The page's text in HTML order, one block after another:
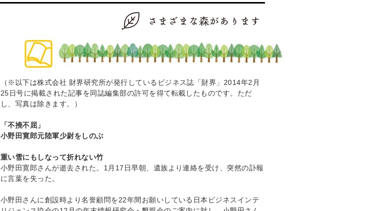
（※以下は株式会社 財界研究所が発行しているビジネス誌「財界 」2014年2月
25日号に掲載された記事を同誌編集部の許可を得て転載したものです。ただ
し、写真は除きます。）
「不撓不屈」
小野田寛郎元陸軍少尉をしのぶ
重い雪にもしなって折れない竹
小野田寛郎さんが逝去された。1月17日早朝、遺族より連絡を受け、突然の訃報
に言葉を失った。
小野田さんに創設時より名誉顧問を22年間お願いしている日本ビジネスインテ